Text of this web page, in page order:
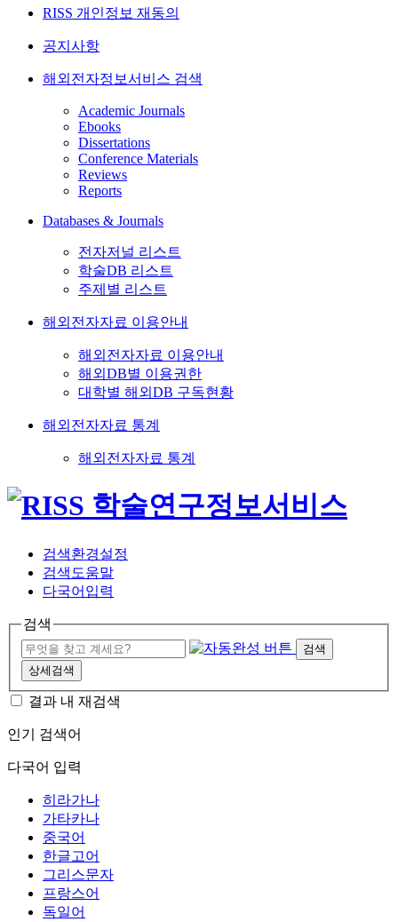
RISS 개인정보 재동의
공지사항
해외전자정보서비스 검색
Academic Journals
Ebooks
Dissertations
Conference Materials
Reviews
Reports
Databases & Journals
전자저널 리스트
학술DB 리스트
주제별 리스트
해외전자자료 이용안내
해외전자자료 이용안내
해외DB별 이용권한
대학별 해외DB 구독현황
해외전자자료 통계
해외전자자료 통계
검색환경설정
검색도움말
다국어입력
검색
검색
상세검색
결과 내 재검색
인기 검색어
다국어 입력
히라가나
가타카나
중국어
한글고어
그리스문자
프랑스어
독일어